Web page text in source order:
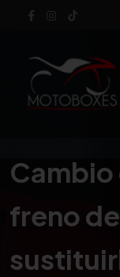
freno